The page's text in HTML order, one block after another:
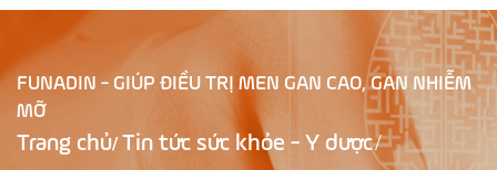
FUNADIN - GIÚP ĐIỀU TRỊ MEN GAN CAO, GAN NHIỄM
MỠ
Trang chủ/ Tin tức sức khỏe - Y dược